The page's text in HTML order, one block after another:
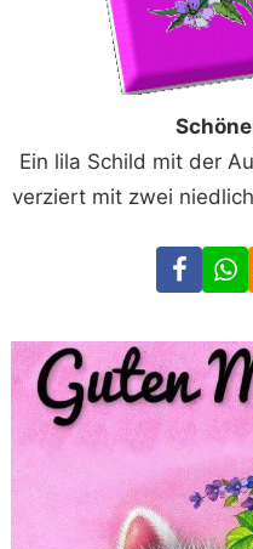
Ein lila Schild mit der
verziert mit zwei